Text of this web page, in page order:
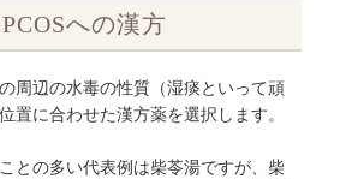
への漢方
周辺の水毒の性質（湿痰といって頑
置に合わせた漢方薬を選択します。
との多い代表例は柴苓湯ですが、柴